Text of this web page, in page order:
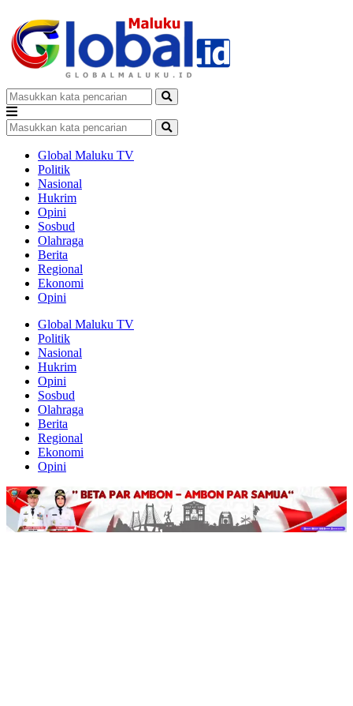
Global Maluku TV
Politik
Nasional
Hukrim
Opini
Sosbud
Olahraga
Berita
Regional
Ekonomi
Opini
Global Maluku TV
Politik
Nasional
Hukrim
Opini
Sosbud
Olahraga
Berita
Regional
Ekonomi
Opini